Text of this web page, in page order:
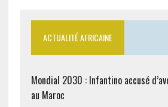
ACTUALITÉ AFRICAINE
Mondial 2030 : Infantino accusé
au Maroc